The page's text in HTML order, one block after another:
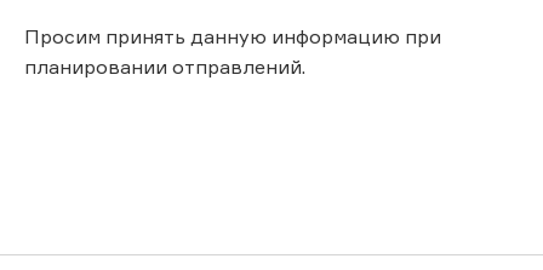
Просим принять данную информацию при
планировании отправлений.